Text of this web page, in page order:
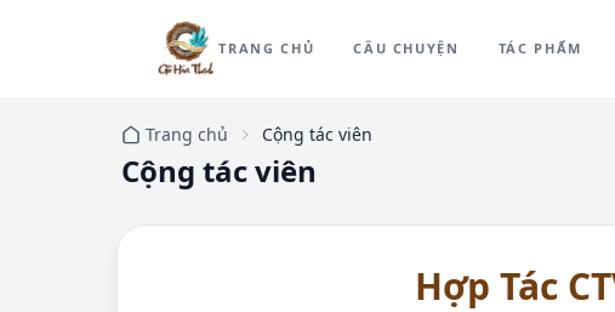
TRANG CHỦ CÂU CHUYỆN TÁC PHẨM
Trang chủ Cộng tác viên
Cộng tác viên
Hợp Tác